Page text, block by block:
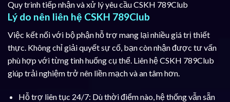
Quy trình tiếp nhận và xử lý yêu cầu CSKH 789Club
Lý do nên liên hệ CSKH 789Club
Việc kết nối với bộ phận hỗ trợ mang lại nhiều giá trị thiết
thực. Không chỉ giải quyết sự cố, bạn còn nhận được tư vấn
phù hợp với từng tình huống cụ thể. Liên hệ CSKH 789Club
giúp trải nghiệm trở nên liền mạch và an tâm hơn.
Hỗ trợ liên tục 24/7: Dù thời điểm nào, hệ thống vẫn sẵn